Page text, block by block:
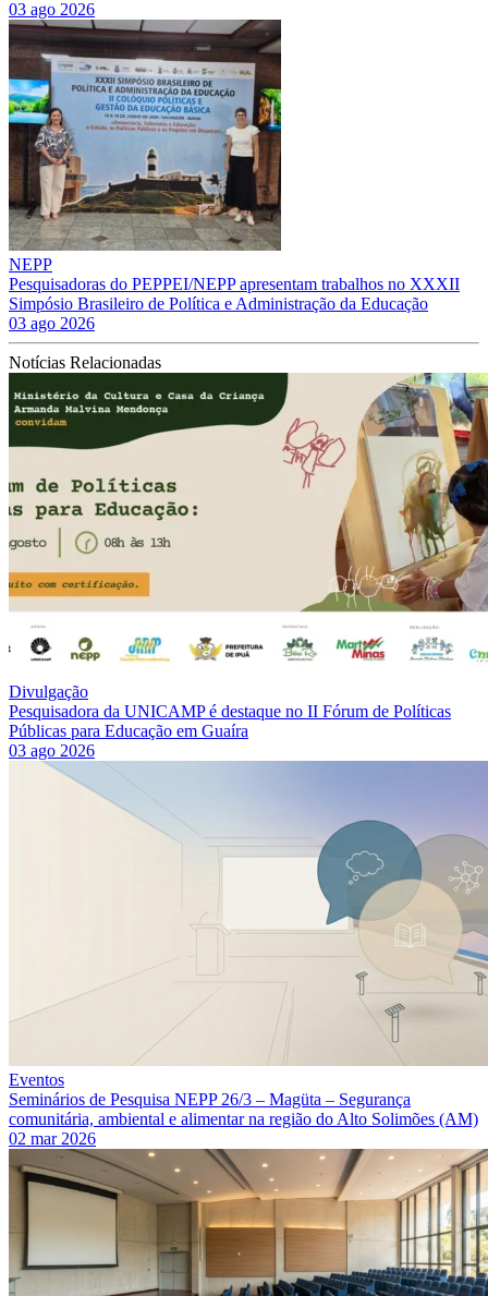
03 ago 2026
NEPP
Pesquisadoras do PEPPEI/NEPP apresentam trabalhos no XXXII
Simpósio Brasileiro de Política e Administração da Educação
03 ago 2026
Notícias Relacionadas
Divulgação
Pesquisadora da UNICAMP é destaque no II Fórum de Políticas
Públicas para Educação em Guaíra
03 ago 2026
Eventos
Seminários de Pesquisa NEPP 26/3 – Magüta – Segurança
comunitária, ambiental e alimentar na região do Alto Solimões (AM)
02 mar 2026